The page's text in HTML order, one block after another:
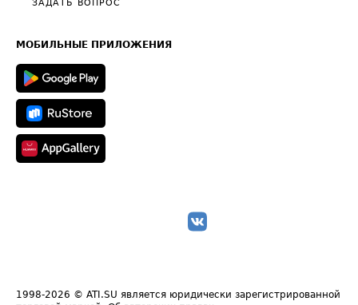
Общие положения
Техническая информация
ЗАДАТЬ ВОПРОС
МОБИЛЬНЫЕ ПРИЛОЖЕНИЯ
1998-2026 © ATI.SU является юридически зарегистрированной